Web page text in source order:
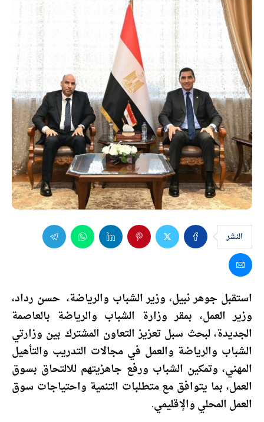
النشر
استقبل جوهر نبيل، وزير الشباب والرياضة، حسن رداد،
وزير العمل، بمقر وزارة الشباب والرياضة بالعاصمة
الجديدة، لبحث سبل تعزيز التعاون المشترك بين وزارتي
الشباب والرياضة والعمل في مجالات التدريب والتأهيل
المهني، وتمكين الشباب ورفع جاهزيتهم للالتحاق بسوق
العمل، بما يتوافق مع متطلبات التنمية واحتياجات سوق
العمل المحلي والإقليمي.